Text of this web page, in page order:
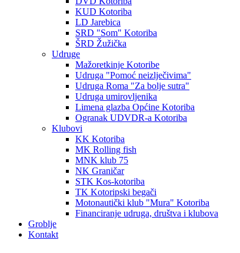
KUD Kotoriba
LD Jarebica
SRD "Som" Kotoriba
ŠRD Žužička
Udruge
Mažoretkinje Kotoribe
Udruga "Pomoć neizlječivima"
Udruga Roma "Za bolje sutra"
Udruga umirovljenika
Limena glazba Općine Kotoriba
Ogranak UDVDR-a Kotoriba
Klubovi
KK Kotoriba
MK Rolling fish
MNK klub 75
NK Graničar
STK Kos-kotoriba
TK Kotoripski begači
Motonautički klub "Mura" Kotoriba
Financiranje udruga, društva i klubova
Groblje
Kontakt